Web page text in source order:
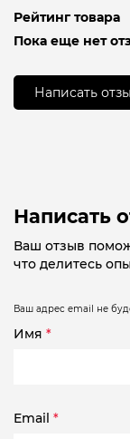
Рейтинг товара
Пока еще нет
Написать
Написать
Ваш отзыв
что делитесь
Ваш адрес email не
Имя *
Email *